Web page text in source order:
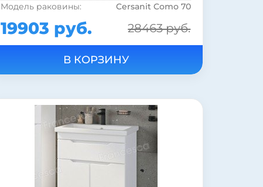
Модель раковины:
Cersanit Como 70
Бельевая корзина:
нет
Цвет:
темное дерево
Материал корпуса:
ДСП
Материал фасада:
Покрытие корпуса:
Покрытие корпуса:
матовое
прямоугольная
19903 руб. 28463 руб.